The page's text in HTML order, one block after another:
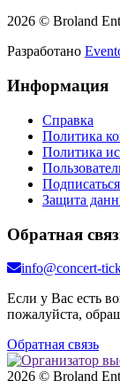
2026 © Broland
Разработано
Информация
Справка
Политика
Политика
Подписаться
Защита
Обратная
info@concert-
Если у Вас есть
пожалуйста,
Обратная связь
2026 © Broland